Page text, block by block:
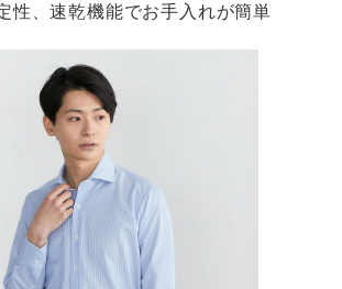
性、速乾機能でお手入れが簡単